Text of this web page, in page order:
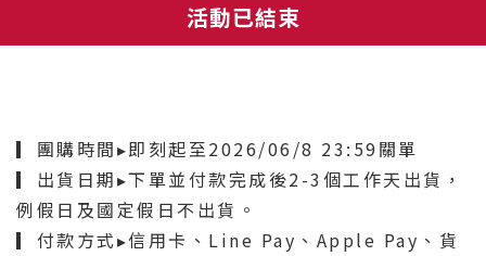
活動已結束
▎團購時間▸即刻起至2026/06/8 23:59關單
▎出貨日期▸下單並付款完成後2-3個工作天出貨，
例假日及國定假日不出貨。
▎付款方式▸信用卡、Line Pay、Apple Pay、貨